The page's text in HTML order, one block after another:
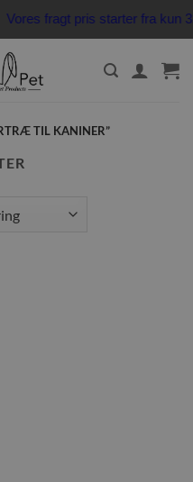
Vores fragt pris starter fra
TIL KANINER”